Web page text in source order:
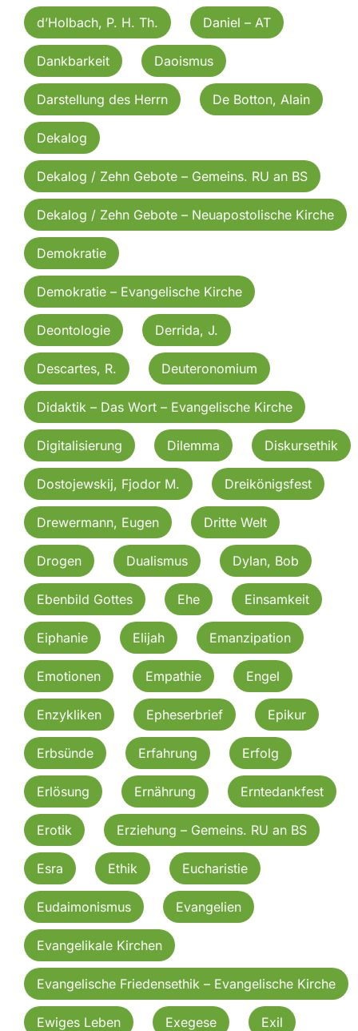
d’Holbach, P. H. Th. Daniel – AT
Dankbarkeit Daoismus
Darstellung des Herrn De Botton, Alain
Dekalog
Dekalog / Zehn Gebote – Gemeins. RU an BS
Dekalog / Zehn Gebote – Neuapostolische Kirche
Demokratie
Demokratie – Evangelische Kirche
Deontologie Derrida, J.
Descartes, R. Deuteronomium
Didaktik – Das Wort – Evangelische Kirche
Digitalisierung Dilemma Diskursethik
Dostojewskij, Fjodor M. Dreikönigsfest
Drewermann, Eugen Dritte Welt
Drogen Dualismus Dylan, Bob
Ebenbild Gottes Ehe Einsamkeit
Eiphanie Elijah Emanzipation
Emotionen Empathie Engel
Enzykliken Epheserbrief Epikur
Erbsünde Erfahrung Erfolg
Erlösung Ernährung Erntedankfest
Erotik Erziehung – Gemeins. RU an BS
Esra Ethik Eucharistie
Eudaimonismus Evangelien
Evangelikale Kirchen
Evangelische Friedensethik – Evangelische Kirche
Ewiges Leben Exegese Exil